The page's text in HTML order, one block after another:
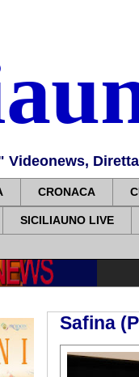
Videonews,
CRONACA
SICILIAUNO LIVE
Safina